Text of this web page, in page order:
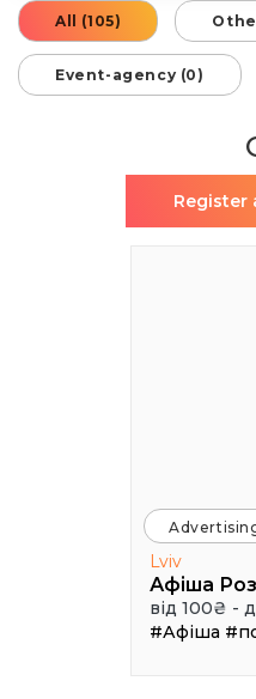
All (105)
Event-agency (0)
Register
Lviv
Афіша
від 100₴ -
#Афіша